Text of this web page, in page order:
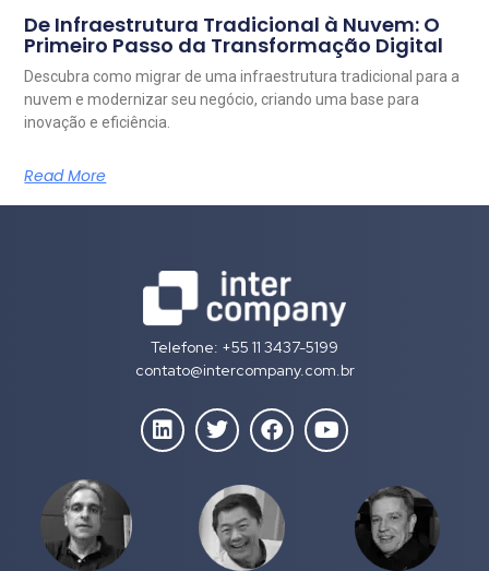
De Infraestrutura Tradicional à Nuvem: O
Primeiro Passo da Transformação Digital
Descubra como migrar de uma infraestrutura tradicional para a
nuvem e modernizar seu negócio, criando uma base para
inovação e eficiência.
Read More
Telefone: +55 11 3437-5199
contato@intercompany.com.br